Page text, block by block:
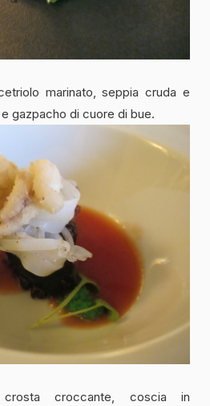
marinato, seppia cruda e
gazpacho di cuore di bue.
croccante, coscia in